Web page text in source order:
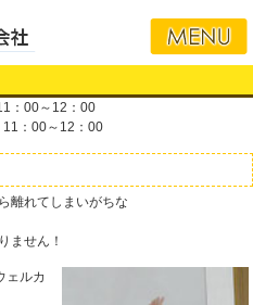
：00～12：00
：00～12：00
離れてしまいがちな
ません！
ェルカ